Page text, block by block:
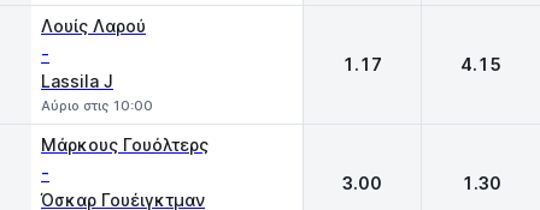
Λουίς Λαρού
-
Lassila J
Αύριο στις 10:00
1.17 4.15
Μάρκους Γουόλτερς
-
Όσκαρ Γουέιγκτμαν
3.00 1.30